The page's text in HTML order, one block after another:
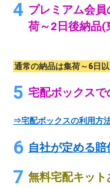
プレミアム会
荷～2日後納品(
通常の納品は集荷～6日
宅配ボックス
⇒宅配ボックスの利用方
自社が定める賠
無料宅配キット